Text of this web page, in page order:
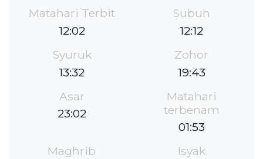
Matahari Terbit
12:02
Subuh
12:12
Syuruk
13:32
Zohor
19:43
Asar
23:02
Matahari
terbenam
01:53
Maghrib
Isyak